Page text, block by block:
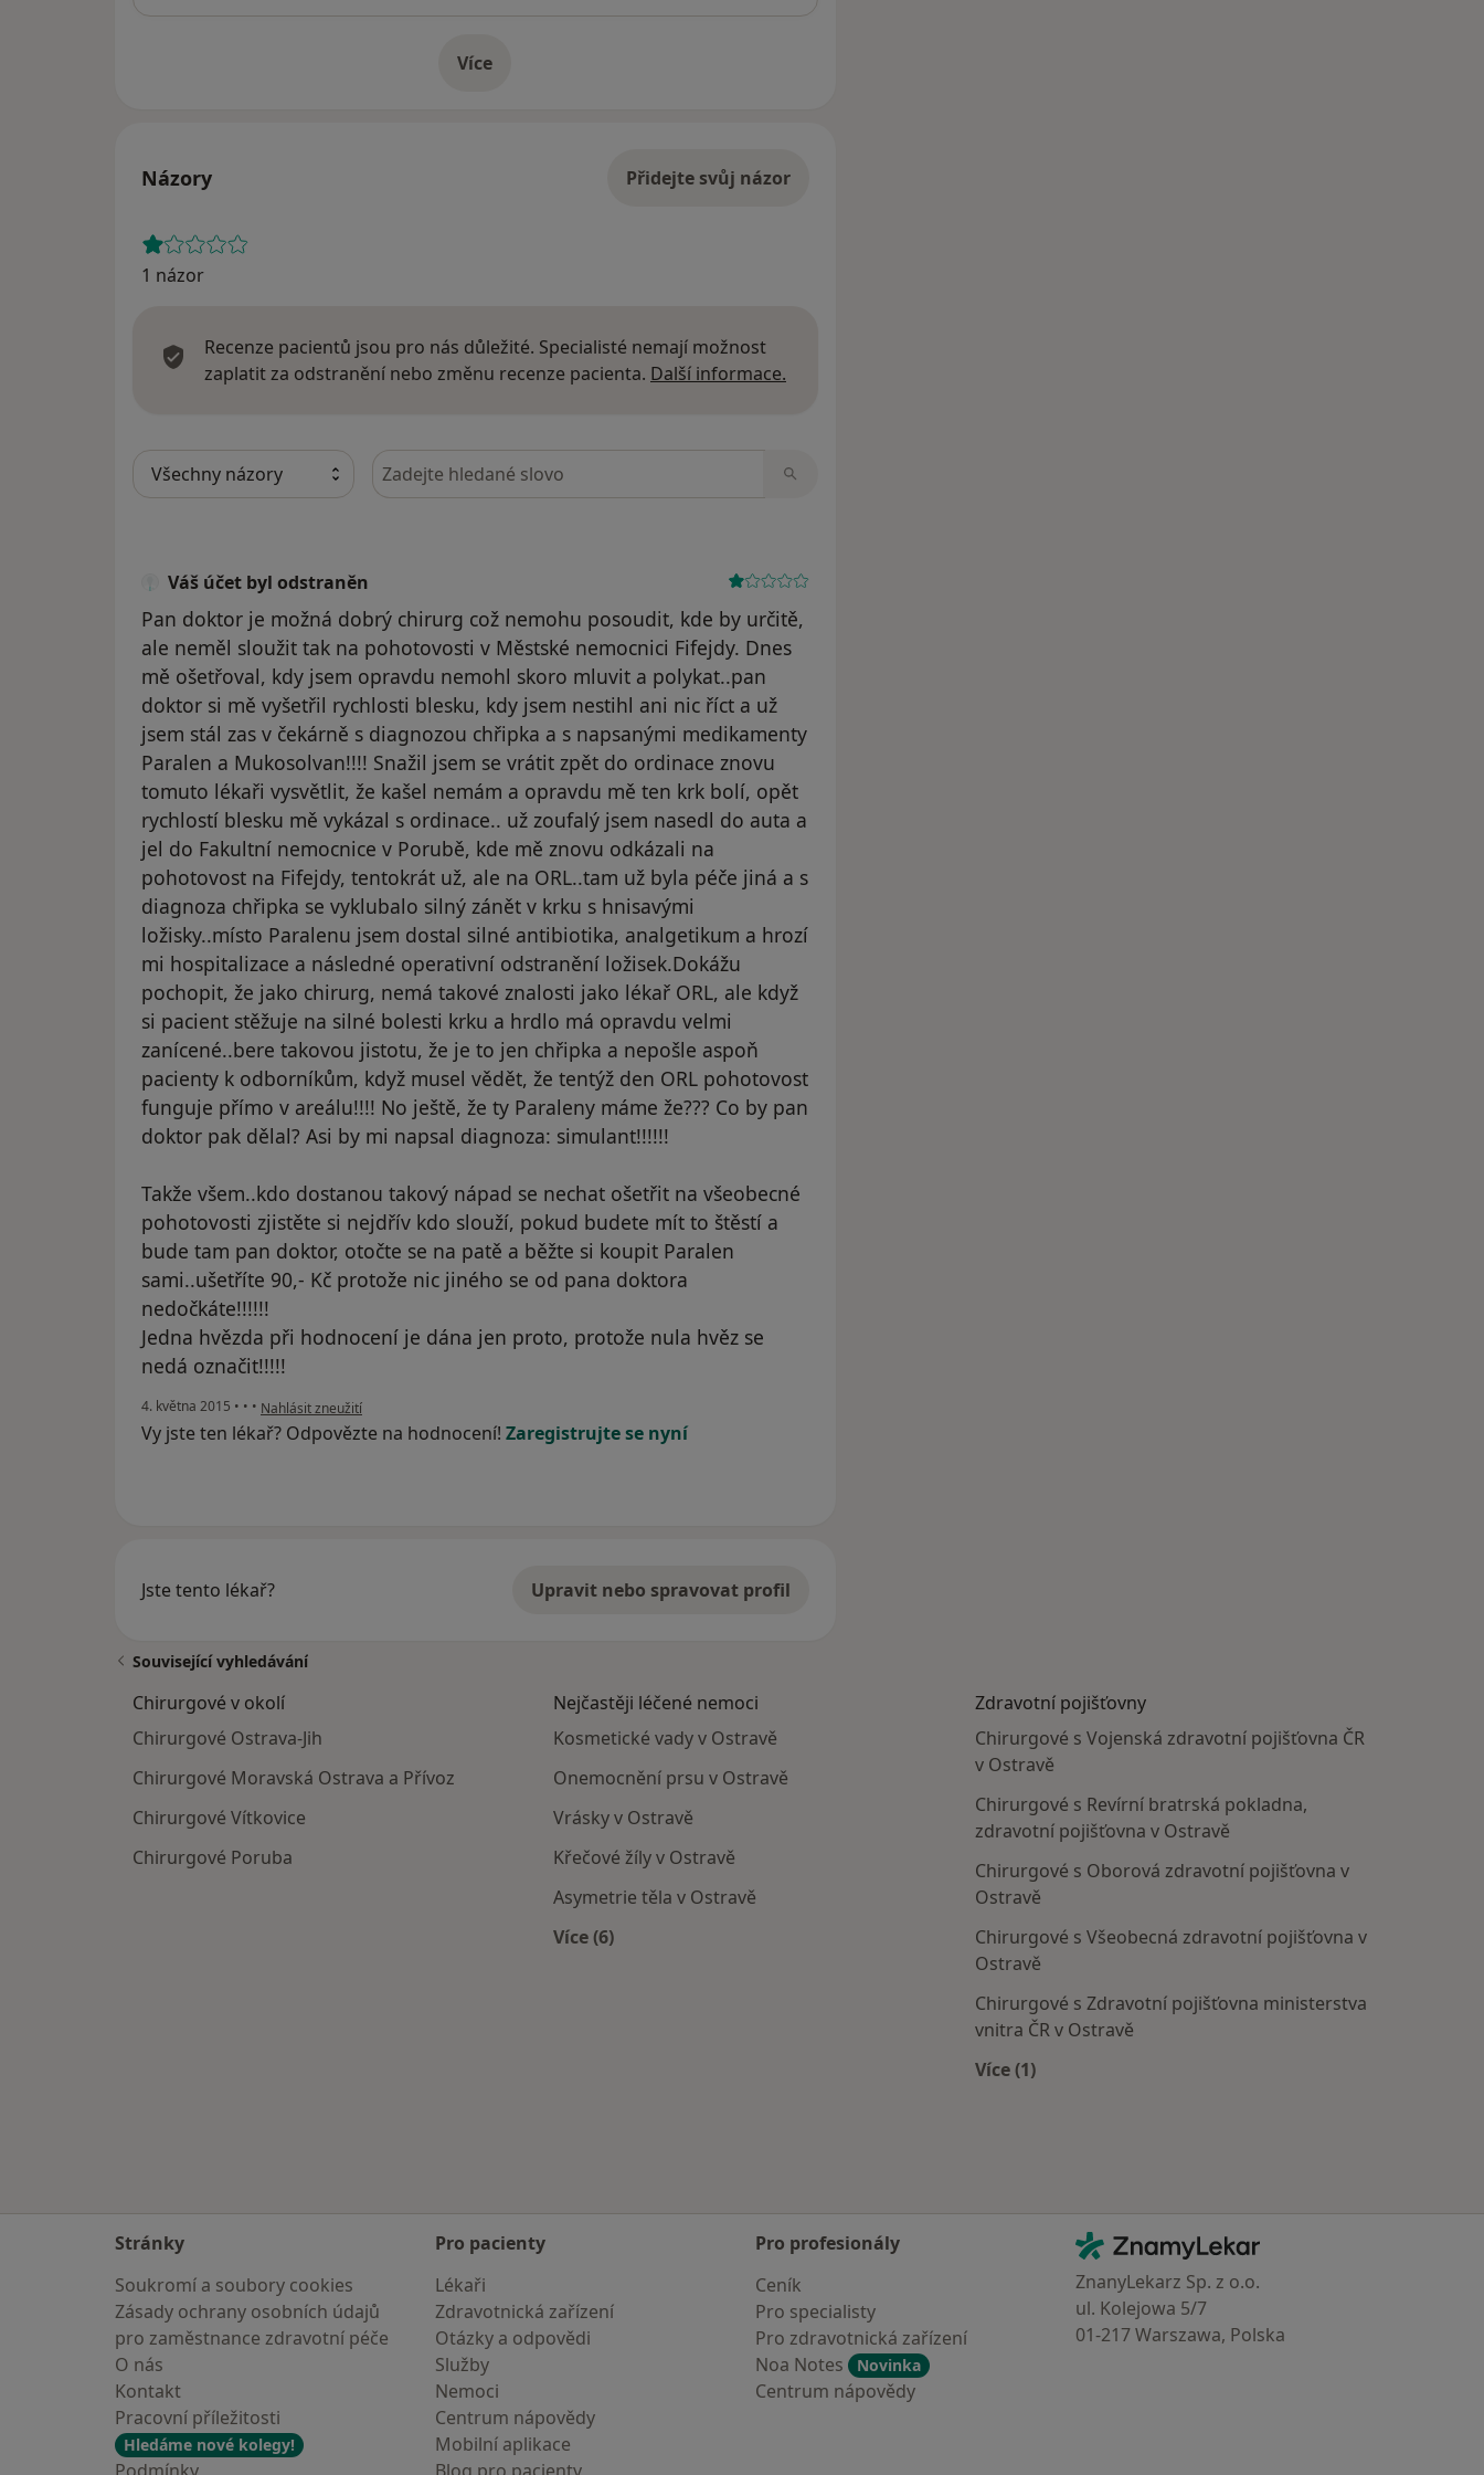
Víceo adrese
Názory Přidejte svůj názor
1 názor
Recenze pacientů jsou pro nás důležité. Specialisté nemají možnost
zaplatit za odstranění nebo změnu recenze pacienta. Další informace.
Hledejte v názorech
Váš účet byl odstraněn
Pan doktor je možná dobrý chirurg což nemohu posoudit, kde by určitě,
ale neměl sloužit tak na pohotovosti v Městské nemocnici Fifejdy. Dnes
mě ošetřoval, kdy jsem opravdu nemohl skoro mluvit a polykat..pan
doktor si mě vyšetřil rychlosti blesku, kdy jsem nestihl ani nic říct a už
jsem stál zas v čekárně s diagnozou chřipka a s napsanými medikamenty
Paralen a Mukosolvan!!!! Snažil jsem se vrátit zpět do ordinace znovu
tomuto lékaři vysvětlit, že kašel nemám a opravdu mě ten krk bolí, opět
rychlostí blesku mě vykázal s ordinace.. už zoufalý jsem nasedl do auta a
jel do Fakultní nemocnice v Porubě, kde mě znovu odkázali na
pohotovost na Fifejdy, tentokrát už, ale na ORL..tam už byla péče jiná a s
diagnoza chřipka se vyklubalo silný zánět v krku s hnisavými
ložisky..místo Paralenu jsem dostal silné antibiotika, analgetikum a hrozí
mi hospitalizace a následné operativní odstranění ložisek.Dokážu
pochopit, že jako chirurg, nemá takové znalosti jako lékař ORL, ale když
si pacient stěžuje na silné bolesti krku a hrdlo má opravdu velmi
zanícené..bere takovou jistotu, že je to jen chřipka a nepošle aspoň
pacienty k odborníkům, když musel vědět, že tentýž den ORL pohotovost
funguje přímo v areálu!!!! No ještě, že ty Paraleny máme že??? Co by pan
doktor pak dělal? Asi by mi napsal diagnoza: simulant!!!!!!
Takže všem..kdo dostanou takový nápad se nechat ošetřit na všeobecné
pohotovosti zjistěte si nejdřív kdo slouží, pokud budete mít to štěstí a
bude tam pan doktor, otočte se na patě a běžte si koupit Paralen
sami..ušetříte 90,- Kč protože nic jiného se od pana doktora
nedočkáte!!!!!!
Jedna hvězda při hodnocení je dána jen proto, protože nula hvěz se
nedá označit!!!!!
4. května 2015 • • • podle názoru uživatele Váš účet byl odstraněn
Nahlásit zneužití
Vy jste ten lékař? Odpovězte na hodnocení! Zaregistrujte se nyní
Jste tento lékař? Upravit nebo spravovat profil
Související vyhledávání
Chirurgové v okolí
Chirurgové Ostrava-Jih
Chirurgové Moravská Ostrava a Přívoz
Chirurgové Vítkovice
Chirurgové Poruba
Nejčastěji léčené nemoci
Kosmetické vady v Ostravě
Onemocnění prsu v Ostravě
Vrásky v Ostravě
Křečové žíly v Ostravě
Asymetrie těla v Ostravě
Více (6)
Zdravotní pojišťovny
Chirurgové s Vojenská zdravotní pojišťovna ČR
v Ostravě
Chirurgové s Revírní bratrská pokladna,
zdravotní pojišťovna v Ostravě
Chirurgové s Oborová zdravotní pojišťovna v
Ostravě
Chirurgové s Všeobecná zdravotní pojišťovna v
Ostravě
Chirurgové s Zdravotní pojišťovna ministerstva
vnitra ČR v Ostravě
Více (1)
Stránky
Soukromí a soubory cookies
Zásady ochrany osobních údajů
pro zaměstnance zdravotní péče
O nás
Kontakt
Pracovní příležitosti
Hledáme nové kolegy!
Pro pacienty
Lékaři
Zdravotnická zařízení
Otázky a odpovědi
Služby
Nemoci
Centrum nápovědy
Mobilní aplikace
Pro profesionály
Ceník
Pro specialisty
Pro zdravotnická zařízení
Noa Notes
Novinka
Centrum nápovědy
Kontakt
ZnamyLekar - Hlavní stránka
ZnanyLekarz Sp. z o.o.
ul. Kolejowa 5/7
01-217 Warszawa, Polska